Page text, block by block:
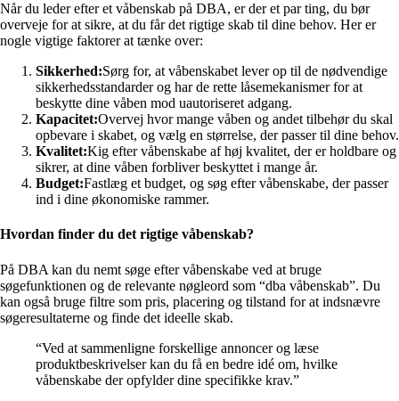
Når du leder efter et våbenskab på DBA, er der et par ting, du bør
overveje for at sikre, at du får det rigtige skab til dine behov. Her er
nogle vigtige faktorer at tænke over:
Sikkerhed:Sørg for, at våbenskabet lever op til de nødvendige
sikkerhedsstandarder og har de rette låsemekanismer for at
beskytte dine våben mod uautoriseret adgang.
Kapacitet:Overvej hvor mange våben og andet tilbehør du skal
opbevare i skabet, og vælg en størrelse, der passer til dine behov.
Kvalitet:Kig efter våbenskabe af høj kvalitet, der er holdbare og
sikrer, at dine våben forbliver beskyttet i mange år.
Budget:Fastlæg et budget, og søg efter våbenskabe, der passer
ind i dine økonomiske rammer.
Hvordan finder du det rigtige våbenskab?
På DBA kan du nemt søge efter våbenskabe ved at bruge
søgefunktionen og de relevante nøgleord som “dba våbenskab”. Du
kan også bruge filtre som pris, placering og tilstand for at indsnævre
søgeresultaterne og finde det ideelle skab.
“Ved at sammenligne forskellige annoncer og læse
produktbeskrivelser kan du få en bedre idé om, hvilke
våbenskabe der opfylder dine specifikke krav.”